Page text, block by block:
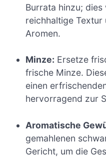
Burrata hinzu;
reichhaltige
Aromen.
Minze: Ersetze
frische Minze.
einen
hervorragend zur
Aromatische
gemahlenen
Gericht, um die